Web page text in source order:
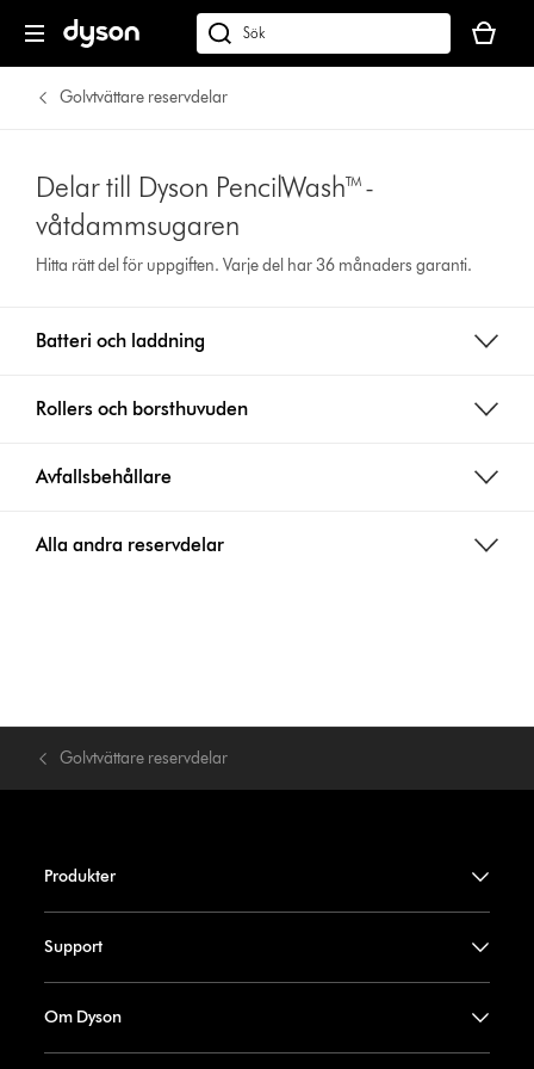
Sök
på
dyson.se
är
tom
Golvtvättare reservdelar
Delar till Dyson PencilWash™-
våtdammsugaren
Hitta rätt del för uppgiften. Varje del har 36 månaders garanti.
Batteri och laddning
Rollers och borsthuvuden
Avfallsbehållare
Alla andra reservdelar
Golvtvättare reservdelar
Produkter
Support
Om Dyson